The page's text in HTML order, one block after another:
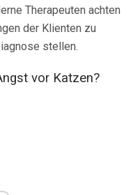
Therapeuten achten
der Klienten zu
stellen.
vor Katzen?